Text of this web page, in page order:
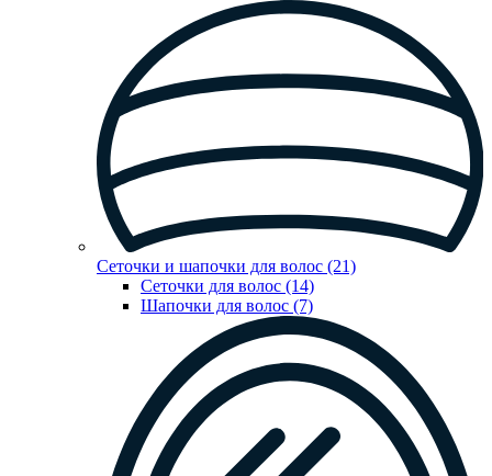
Сеточки и шапочки для волос (21)
Сеточки для волос (14)
Шапочки для волос (7)